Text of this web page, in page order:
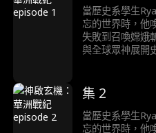
當歷史系學生
忘的世界時，他
失敗到召喚嫦娥
與全球眾神展開
集 2
當歷史系學生
忘的世界時，他